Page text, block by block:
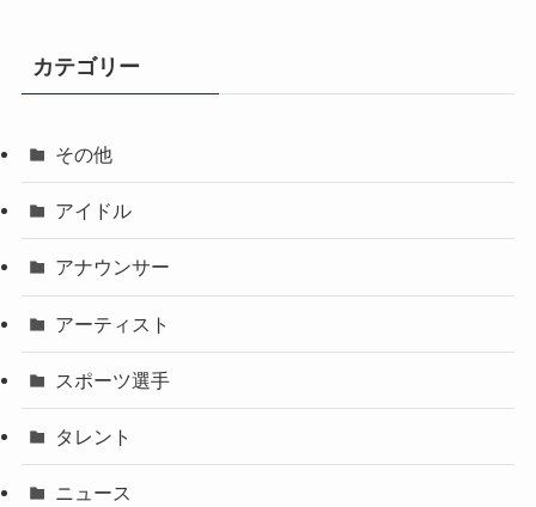
カテゴリー
その他
アイドル
アナウンサー
アーティスト
スポーツ選手
タレント
ニュース